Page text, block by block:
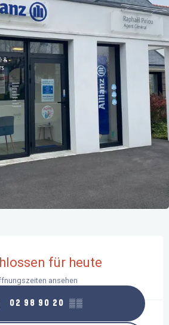
für heute
ansehen
02 98 90 20 ▒▒